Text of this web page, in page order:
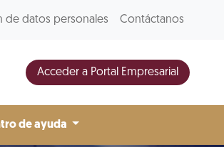
de datos personales Contáctanos
Acceder a Portal Empresarial
de ayuda